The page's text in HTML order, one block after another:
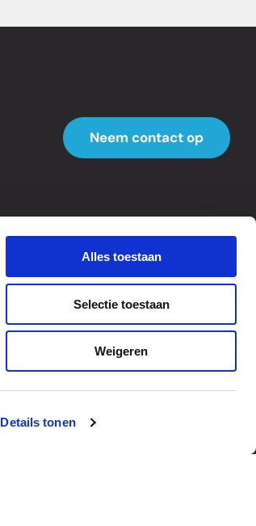
Details tonen
Alles toestaan
Selectie toestaan
Weigeren
Neem contact op